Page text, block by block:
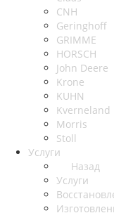
CNH
Geringhoff
GRIMME
HORSCH
John Deere
Krone
KUHN
Kverneland
Morris
Stoll
Услуги
Назад
Услуги